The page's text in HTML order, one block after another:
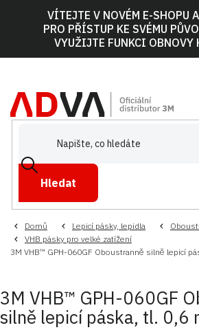
VÍTEJTE V NOVÉM E-SHOPU
PRO PŘÍSTUP KE SVÉMU
VYUŽIJTE FUNKCI OBNOVY
Hledat
Domů Lepicí pásky, lepidla
VHB pásky pro velké zatížení
3M VHB™ GPH-060GF Oboustranně silně lepicí
3M VHB™ GPH-060GF
silně lepicí páska, tl. 0,6